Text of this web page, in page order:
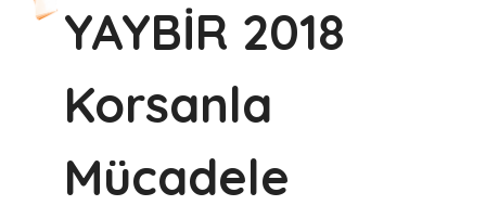
YAYBİR 2018
Korsanla
Mücadele